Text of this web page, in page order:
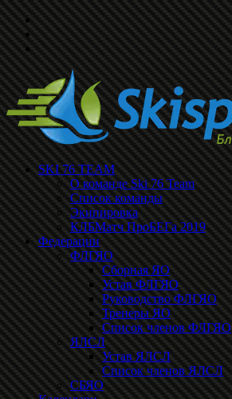
SKI 76 TEAM
О команде Ski 76 Team
Список команды
Экипировка
КЛБМатч ПроБЕГа 2019
Федерации
ФЛГЯО
Сборная ЯО
Устав ФЛГЯО
Руководство ФЛГЯО
Тренеры ЯО
Список членов ФЛГЯО
ЯЛСЛ
Устав ЯЛСЛ
Список членов ЯЛСЛ
СБЯО